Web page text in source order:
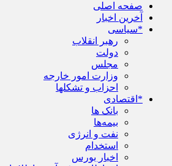
صفحه اصلی
آخرین اخبار
*سیاسی
رهبر انقلاب
دولت
مجلس
وزارت امور خارجه
احزاب و تشکلها
*اقتصادی
بانک ها
بیمه‌ها
نفت و انرژی
استخدام
اخبار بورس